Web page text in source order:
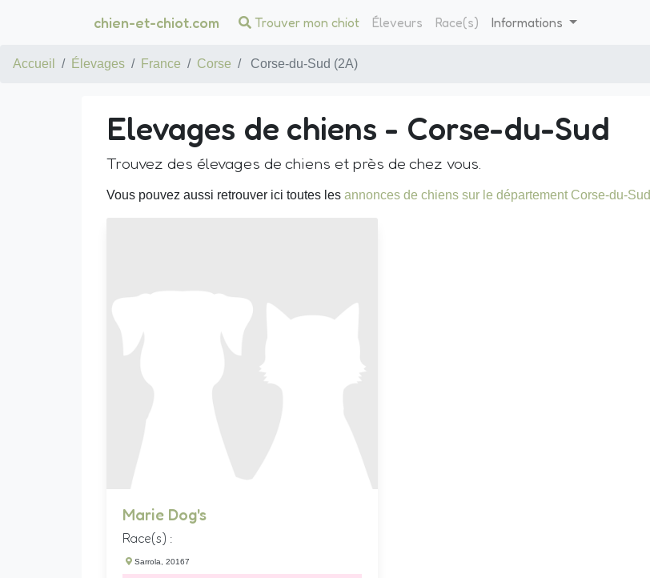
chien-et-chiot.com Trouver mon chiot Éleveurs Race(s) Informations
Accueil Élevages France Corse Corse-du-Sud (2A)
Elevages de chiens - Corse-du-Sud
Trouvez des élevages de chiens et près de chez vous.
Vous pouvez aussi retrouver ici toutes les annonces de chiens sur le département Corse-du-Sud
Marie Dog's
Race(s) :
Sarrola, 20167